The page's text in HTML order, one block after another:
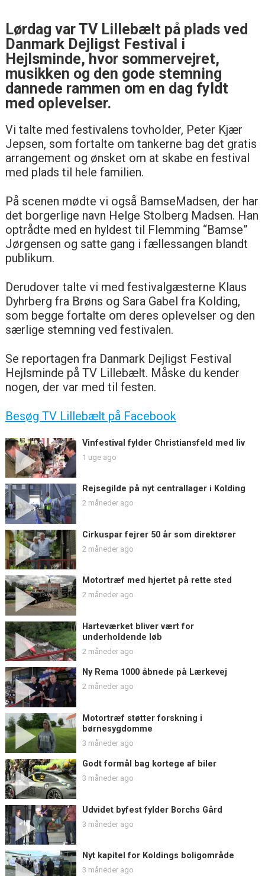
Lørdag var TV Lillebælt på plads ved
Danmark Dejligst Festival i
Hejlsminde, hvor sommervejret,
musikken og den gode stemning
dannede rammen om en dag fyldt
med oplevelser.
Vi talte med festivalens tovholder, Peter Kjær
Jepsen, som fortalte om tankerne bag det gratis
arrangement og ønsket om at skabe en festival
med plads til hele familien.
På scenen mødte vi også BamseMadsen, der har
det borgerlige navn Helge Stolberg Madsen. Han
optrådte med en hyldest til Flemming “Bamse”
Jørgensen og satte gang i fællessangen blandt
publikum.
Derudover talte vi med festivalgæsterne Klaus
Dyhrberg fra Brøns og Sara Gabel fra Kolding,
som begge fortalte om deres oplevelser og den
særlige stemning ved festivalen.
Se reportagen fra Danmark Dejligst Festival
Hejlsminde på TV Lillebælt. Måske du kender
nogen, der var med til festen.
Besøg TV Lillebælt på Facebook
Vinfestival fylder Christiansfeld med liv
1 uge ago
Rejsegilde på nyt centrallager i Kolding
2 måneder ago
Cirkuspar fejrer 50 år som direktører
2 måneder ago
Motortræf med hjertet på rette sted
2 måneder ago
Harteværket bliver vært for
underholdende løb
2 måneder ago
Ny Rema 1000 åbnede på Lærkevej
2 måneder ago
Motortræf støtter forskning i
børnesygdomme
3 måneder ago
Godt formål bag kortege af biler
3 måneder ago
Udvidet byfest fylder Borchs Gård
3 måneder ago
Nyt kapitel for Koldings boligområde
3 måneder ago